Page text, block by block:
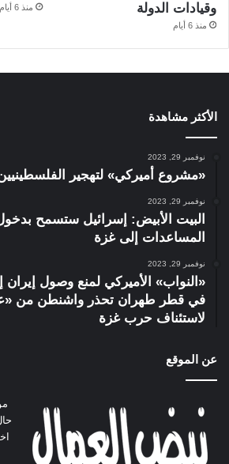
وقيادات الدولة
منذ 6 أيام
منذ 6 أيام
الأكثر مشاهدة
نوفمبر 29, 2023
«مشروع أميركي» لتهجير
نوفمبر 29, 2023
البيت الأبيض: إسرائيل ستسمح
المساعدات إلى غزة
نوفمبر 29, 2023
في قطر طهران تحذر واشنطن من
لاستئناف حرب غزة
عن الموقع